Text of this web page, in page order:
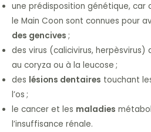
une prédisposition génétique, car
le Main Coon sont connues pour
des gencives ;
des virus (calicivirus, herpèsvirus)
au coryza ou à la leucose ;
des lésions dentaires touchant
l’os ;
le cancer et les maladies
l’insuffisance rénale.